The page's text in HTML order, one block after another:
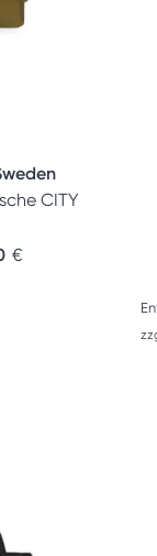
CITY
Preis war:
€ Aktueller Preis